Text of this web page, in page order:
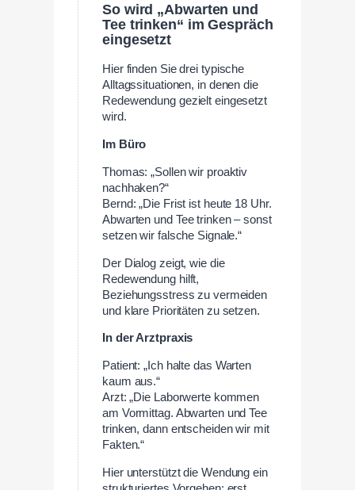
So wird „Abwarten und
Tee trinken“ im Gespräch
eingesetzt
Hier finden Sie drei typische
Alltagssituationen, in denen die
Redewendung gezielt eingesetzt
wird.
Im Büro
Thomas: „Sollen wir proaktiv
nachhaken?“
Bernd: „Die Frist ist heute 18 Uhr.
Abwarten und Tee trinken – sonst
setzen wir falsche Signale.“
Der Dialog zeigt, wie die
Redewendung hilft,
Beziehungsstress zu vermeiden
und klare Prioritäten zu setzen.
In der Arztpraxis
Patient: „Ich halte das Warten
kaum aus.“
Arzt: „Die Laborwerte kommen
am Vormittag. Abwarten und Tee
trinken, dann entscheiden wir mit
Fakten.“
Hier unterstützt die Wendung ein